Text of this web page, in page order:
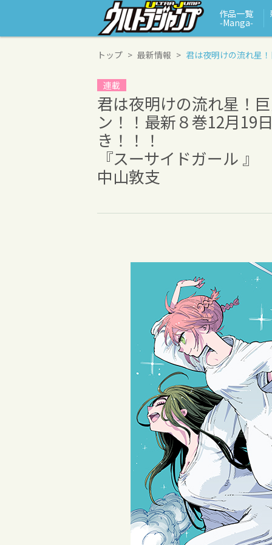
作品一覧
‑Manga‑
トップ 最新情報 君は夜明けの流れ星
連載
君は夜明けの流れ星！
ン！！最新８巻12月19
き！！！
『スーサイドガール 』
中山敦支